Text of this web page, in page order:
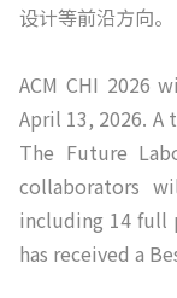
设计等前沿方向。
ACM CHI 2026
April 13, 2026.
The Future
collaborators
including 14 full
has received a